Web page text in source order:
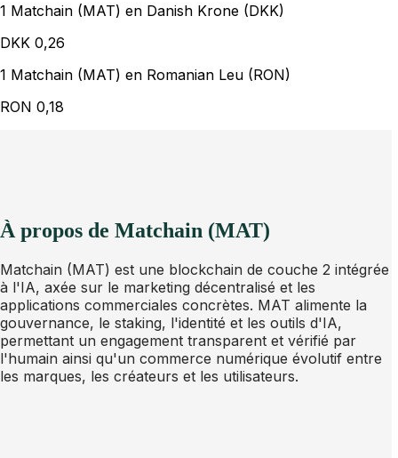
1 Matchain (MAT) en Danish Krone (DKK)
DKK 0,26
1 Matchain (MAT) en Romanian Leu (RON)
RON 0,18
À propos de Matchain (MAT)
Matchain (MAT) est une blockchain de couche 2 intégrée
à l'IA, axée sur le marketing décentralisé et les
applications commerciales concrètes. MAT alimente la
gouvernance, le staking, l'identité et les outils d'IA,
permettant un engagement transparent et vérifié par
l'humain ainsi qu'un commerce numérique évolutif entre
les marques, les créateurs et les utilisateurs.